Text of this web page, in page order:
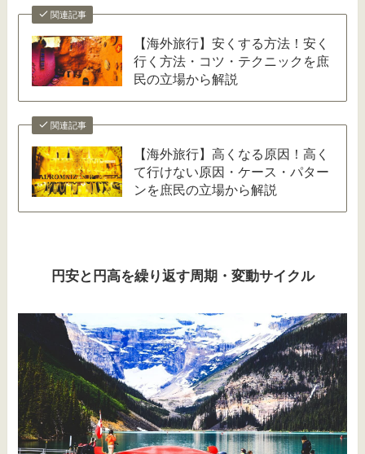
関連記事
【海外旅行】安くする方法！安く
行く方法・コツ・テクニックを庶
民の立場から解説
関連記事
【海外旅行】高くなる原因！高く
て行けない原因・ケース・パター
ンを庶民の立場から解説
円安と円高を繰り返す周期・変動サイクル